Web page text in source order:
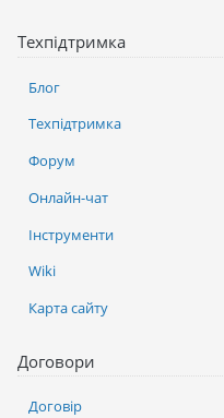
Техпідтримка
Блог
Техпідтримка
Форум
Онлайн-чат
Інструменти
Wiki
Карта сайту
Договори
Договір